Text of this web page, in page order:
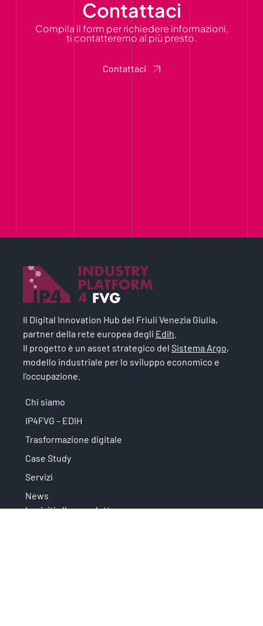
Contattaci
Compila il form per richiedere informazioni,
ti contatteremo al più presto.
Contattaci
Il Digital Innovation Hub del Friuli Venezia Giulia,
partner della rete europea degli Edih
Il progetto è un asset strategico del Sistema Argo,
modello industriale per lo sviluppo economico e
l’occupazione.
Chi siamo
IP4FVG – EDIH
Trasformazione digitale
Case Study
Servizi
News
Iscriviti alla newsletter